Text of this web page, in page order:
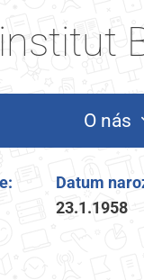
O nás
Datum
23.1.1958